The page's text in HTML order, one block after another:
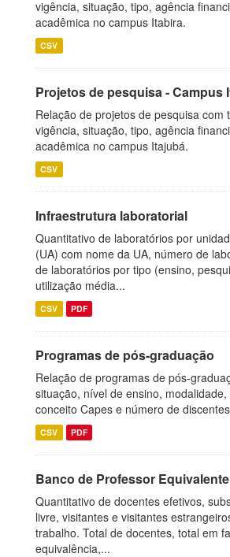
vigência, situação, tipo, agência
acadêmica no campus Itabira.
CSV
Projetos de pesquisa - Campus
Relação de projetos de pesquisa com
vigência, situação, tipo, agência
acadêmica no campus Itajubá.
CSV
Infraestrutura laboratorial
Quantitativo de laboratórios por
(UA) com nome da UA, número de
de laboratórios por tipo (ensino,
utilização média...
CSV PDF
Programas de pós-graduação
Relação de programas de pós-
situação, nível de ensino,
conceito Capes e número de
CSV PDF
Banco de Professor
Quantitativo de docentes efetivos,
livre, visitantes e visitantes
trabalho. Total de docentes, total em
equivalência,...